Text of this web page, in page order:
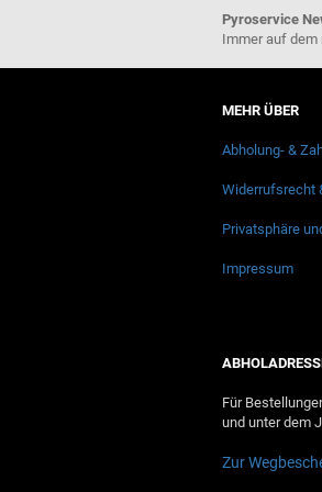
Pyroservice
Immer auf dem
MEHR ÜBER
Abholung- &
Widerrufsrecht
Privatsphäre
Impressum
Für
und unter dem
Zur